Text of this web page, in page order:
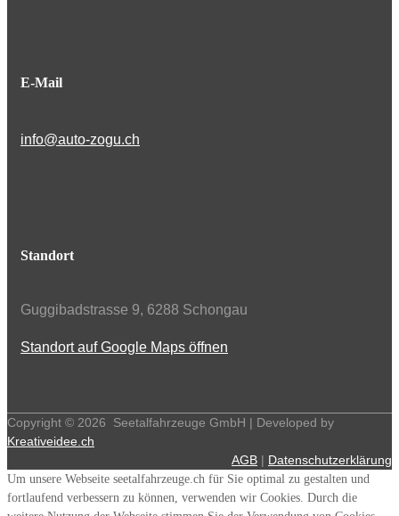
E-Mail
info@auto-zogu.ch
Standort
Guggibadstrasse 9, 6288 Schongau
Standort auf Google Maps öffnen
Copyright © 2026
Seetalfahrzeuge GmbH | Developed by
Kreativeidee.ch
AGB | Datenschutzerklärung
Um unsere Webseite seetalfahrzeuge.ch für Sie optimal zu gestalten und
fortlaufend verbessern zu können, verwenden wir Cookies. Durch die